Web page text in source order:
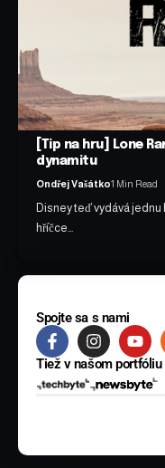
[Tip na hru] Lone
dynamitu
Ondřej Vašátko1 Min Read
Disney teď vydává
hříčce…
Spojte sa s nami
Tiež v našom portfóliu